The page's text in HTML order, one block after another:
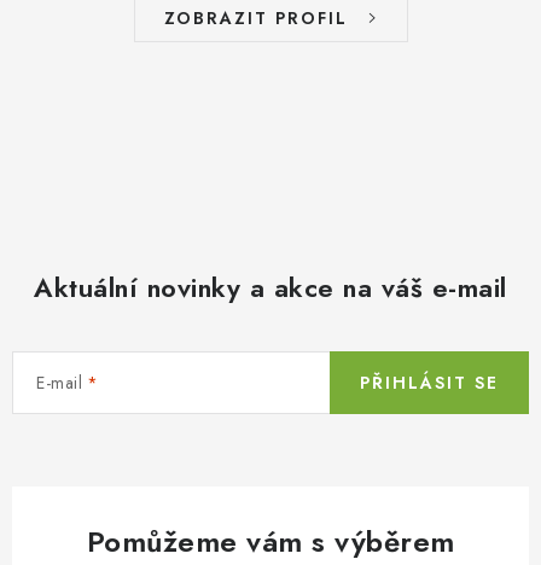
ZOBRAZIT PROFIL
Aktuální novinky a akce na váš e-mail
E-mail PŘIHLÁSIT SE
Pomůžeme vám s výběrem